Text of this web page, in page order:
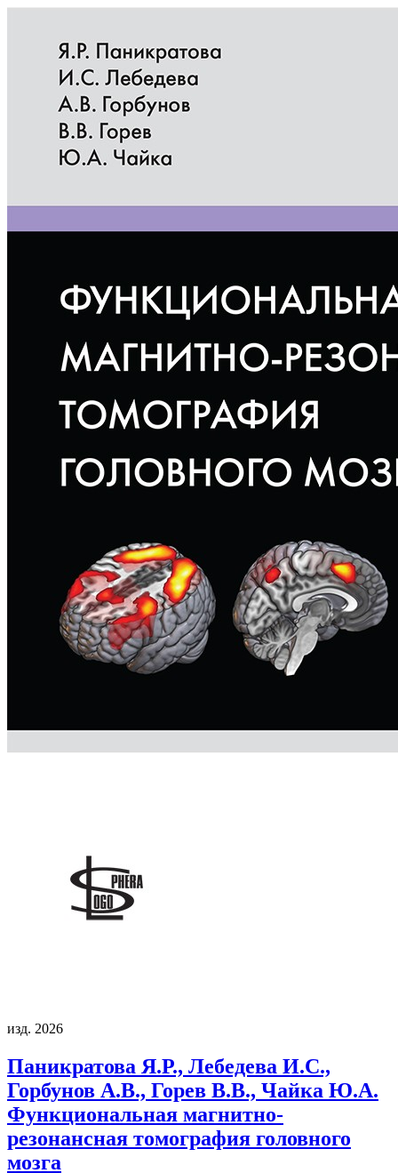
изд. 2026
Паникратова Я.Р., Лебедева И.С.,
Горбунов А.В., Горев В.В., Чайка Ю.А.
Функциональная магнитно-
резонансная томография головного
мозга